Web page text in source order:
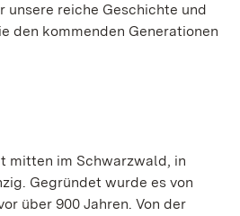
unsere reiche Geschichte und
den kommenden Generationen
mitten im Schwarzwald, in
Gegründet wurde es von
über 900 Jahren. Von der